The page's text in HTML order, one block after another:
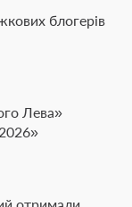
блогерів
Лева»